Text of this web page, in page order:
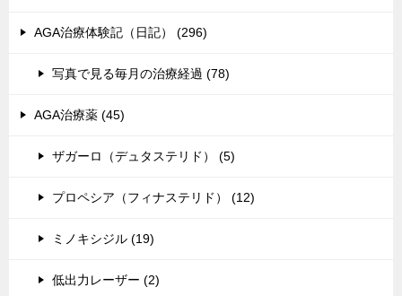
AGA治療体験記（日記） (296)
写真で見る毎月の治療経過 (78)
AGA治療薬 (45)
ザガーロ（デュタステリド） (5)
プロペシア（フィナステリド） (12)
ミノキシジル (19)
低出力レーザー (2)